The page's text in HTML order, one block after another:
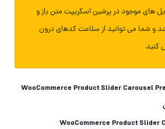
های موجود در پرشین اسکریپت متن باز و
و شما می توانید از سلامت کدهای درون
کنید
WooCommerce Product Slider Carousel